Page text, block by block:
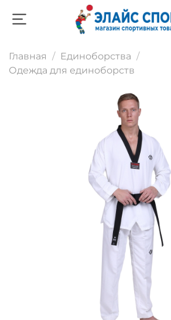
Главная
Единоборства
Одежда для единоборств